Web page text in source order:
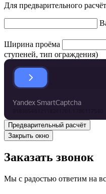
Для предварительного
Ширина проёма
ступеней, тип ограждения)
Закрыть окно
Заказать звонок
Мы с радостью ответим на